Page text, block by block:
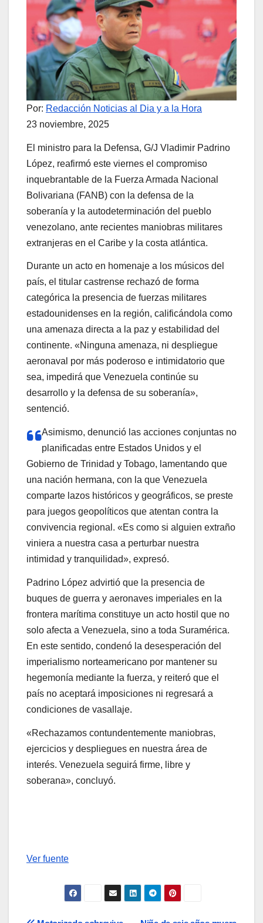
Por: Redacción Noticias al Dia y a la Hora
23 noviembre, 2025
El ministro para la Defensa, G/J Vladimir Padrino
López, reafirmó este viernes el compromiso
inquebrantable de la Fuerza Armada Nacional
Bolivariana (FANB) con la defensa de la
soberanía y la autodeterminación del pueblo
venezolano, ante recientes maniobras militares
extranjeras en el Caribe y la costa atlántica.
Durante un acto en homenaje a los músicos del
país, el titular castrense rechazó de forma
categórica la presencia de fuerzas militares
estadounidenses en la región, calificándola como
una amenaza directa a la paz y estabilidad del
continente. «Ninguna amenaza, ni despliegue
aeronaval por más poderoso e intimidatorio que
sea, impedirá que Venezuela continúe su
desarrollo y la defensa de su soberanía»,
sentenció.
Asimismo, denunció las acciones conjuntas no
planificadas entre Estados Unidos y el
Gobierno de Trinidad y Tobago, lamentando que
una nación hermana, con la que Venezuela
comparte lazos históricos y geográficos, se preste
para juegos geopolíticos que atentan contra la
convivencia regional. «Es como si alguien extraño
viniera a nuestra casa a perturbar nuestra
intimidad y tranquilidad», expresó.
Padrino López advirtió que la presencia de
buques de guerra y aeronaves imperiales en la
frontera marítima constituye un acto hostil que no
solo afecta a Venezuela, sino a toda Suramérica.
En este sentido, condenó la desesperación del
imperialismo norteamericano por mantener su
hegemonía mediante la fuerza, y reiteró que el
país no aceptará imposiciones ni regresará a
condiciones de vasallaje.
«Rechazamos contundentemente maniobras,
ejercicios y despliegues en nuestra área de
interés. Venezuela seguirá firme, libre y
soberana», concluyó.
Ver fuente